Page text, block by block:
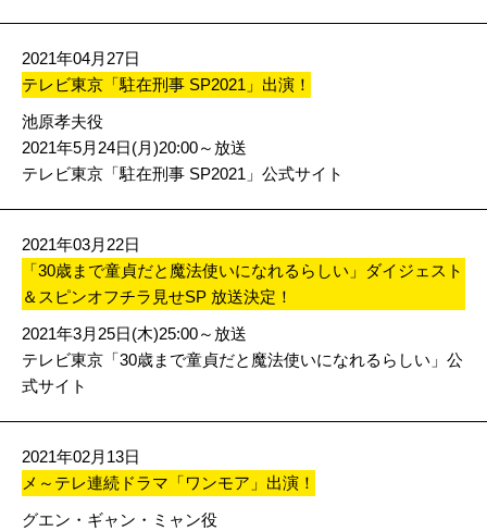
2021年04月27日
テレビ東京「駐在刑事 SP2021」出演！
池原孝夫役
2021年5月24日(月)20:00～放送
テレビ東京「駐在刑事 SP2021」公式サイト
2021年03月22日
「30歳まで童貞だと魔法使いになれるらしい」ダイジェスト
＆スピンオフチラ見せSP 放送決定！
2021年3月25日(木)25:00～放送
テレビ東京「30歳まで童貞だと魔法使いになれるらしい」公
式サイト
2021年02月13日
メ～テレ連続ドラマ「ワンモア」出演！
グエン・ギャン・ミャン役